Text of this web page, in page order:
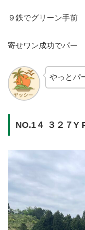
９鉄でグリーン手前
寄せワン成功でパー
やっとパ
NO.1４ ３２７Y